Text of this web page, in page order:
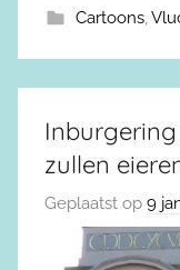
Cartoons,
zullen
Geplaatst op 9